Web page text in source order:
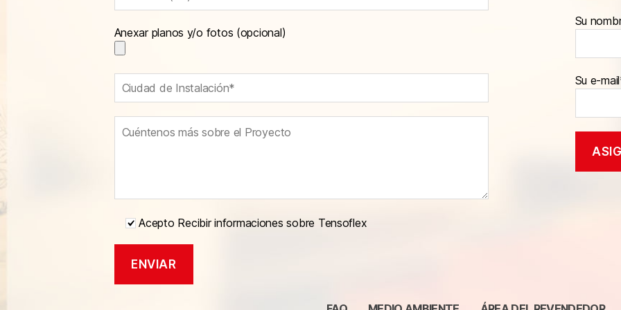
Anexar planos y/o fotos (opcional)
Acepto Recibir informaciones sobre Tensoflex
Su
Su e-